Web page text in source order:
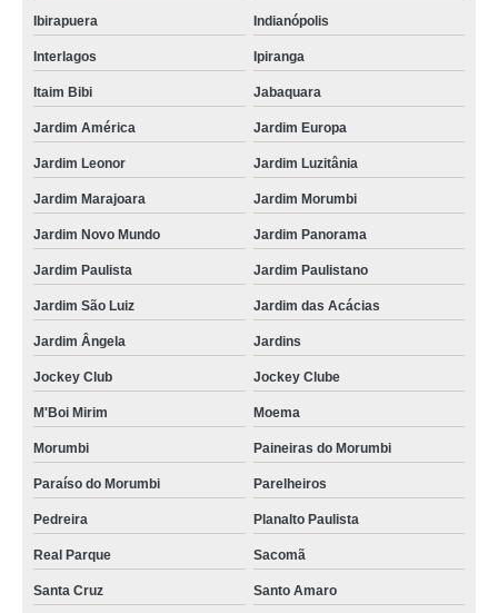
Ibirapuera Indianópolis
Interlagos Ipiranga
Itaim Bibi Jabaquara
Jardim América Jardim Europa
Jardim Leonor Jardim Luzitânia
Jardim Marajoara Jardim Morumbi
Jardim Novo Mundo Jardim Panorama
Jardim Paulista Jardim Paulistano
Jardim São Luiz Jardim das Acácias
Jardim Ângela Jardins
Jockey Club Jockey Clube
M'Boi Mirim Moema
Morumbi Paineiras do Morumbi
Paraíso do Morumbi Parelheiros
Pedreira Planalto Paulista
Real Parque Sacomã
Santa Cruz Santo Amaro